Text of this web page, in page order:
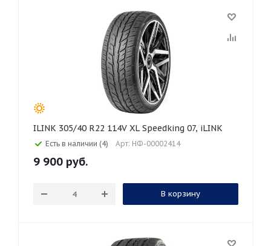
ILINK 305/40 R22 114V XL Speedking 07, iLINK
Есть в наличии (4) Арт: НФ-00002414
9 900 руб.
В корзину